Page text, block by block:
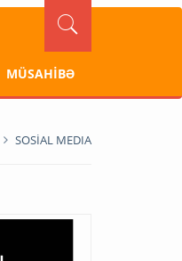
MÜSAHİBƏ
SOSİAL MEDIA